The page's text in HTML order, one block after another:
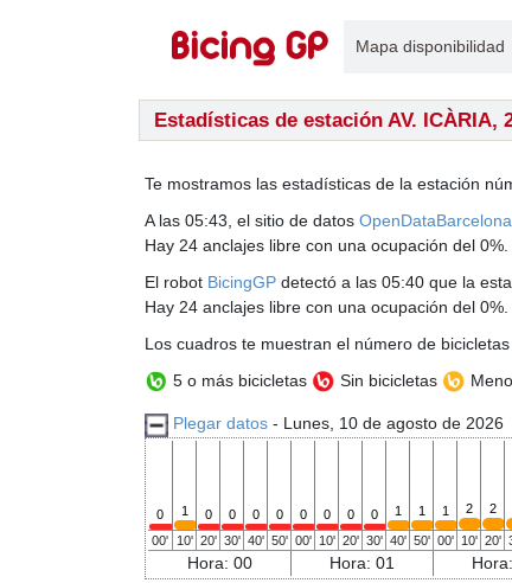
Mapa disponibilidad
Estadísticas de estación AV. ICÀRIA,
Te mostramos las estadísticas de la estación
A las 05:43, el sitio de datos OpenDataBarcelona
Hay 24 anclajes libre con una ocupación del
El robot BicingGP detectó a las 05:40 que la
Hay 24 anclajes libre con una ocupación del
Los cuadros te muestran el número de
5 o más bicicletas
Sin bicicletas
Plegar datos - Lunes, 10 de agosto de 2026
0 1 0 0 0 0 0 0 0 0 1 1 1 2 2
00'
10' 20' 30' 40' 50' 00' 10' 20' 30' 40' 50' 00' 10' 20'
Hora: 00 Hora: 01